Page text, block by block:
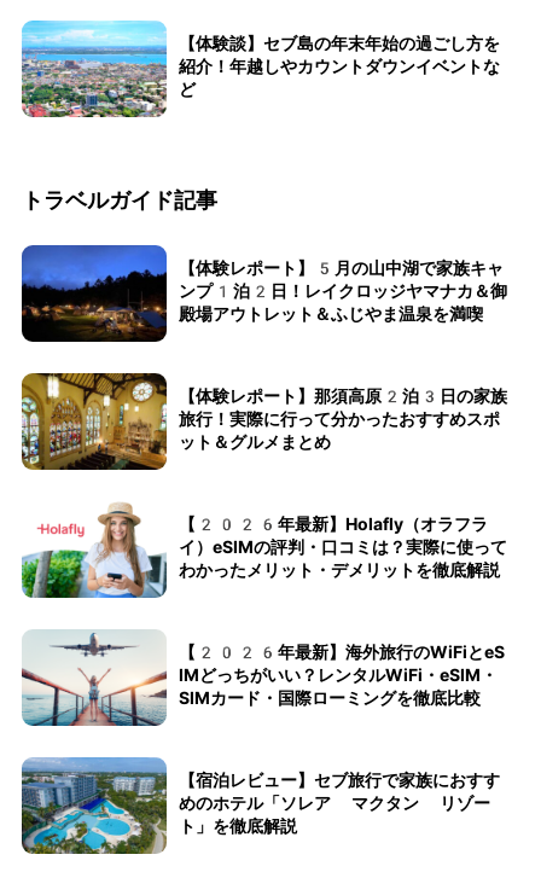
【体験談】セブ島の年末年始の過ごし方を
紹介！年越しやカウントダウンイベントな
ど
トラベルガイド記事
【体験レポート】5月の山中湖で家族キャ
ンプ1泊2日！レイクロッジヤマナカ＆御
殿場アウトレット＆ふじやま温泉を満喫
【体験レポート】那須高原2泊3日の家族
旅行！実際に行って分かったおすすめスポ
ット＆グルメまとめ
【2026年最新】Holafly（オラフラ
イ）eSIMの評判・口コミは？実際に使って
わかったメリット・デメリットを徹底解説
【2026年最新】海外旅行のWiFiとeS
IMどっちがいい？レンタルWiFi・eSIM・
SIMカード・国際ローミングを徹底比較
【宿泊レビュー】セブ旅行で家族におすす
めのホテル「ソレア マクタン リゾー
ト」を徹底解説